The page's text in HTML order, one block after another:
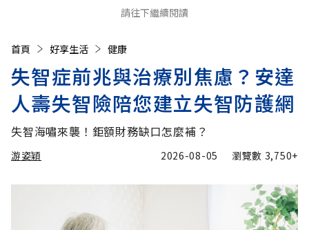
請往下繼續閱讀
首頁 好享生活 健康
失智症前兆與治療別焦慮？安達
人壽失智險陪您建立失智防護網
失智海嘯來襲！鉅額財務缺口怎麼補？
游姿穎 2026-08-05 瀏覽數 3,750+